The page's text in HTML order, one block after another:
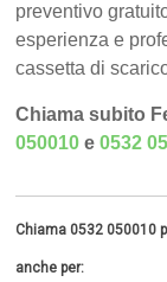
preventivo
esperienza e
cassetta di
Chiama subito
050010 e0532
Chiama 0532 050010
anche per: